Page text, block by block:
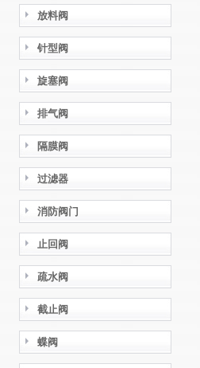
放料阀
针型阀
旋塞阀
排气阀
隔膜阀
过滤器
消防阀门
止回阀
疏水阀
截止阀
蝶阀